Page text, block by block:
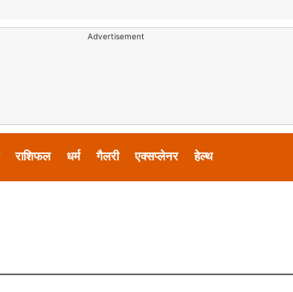
Advertisement
राशिफल धर्म गैलरी एक्सप्लेनर हेल्थ